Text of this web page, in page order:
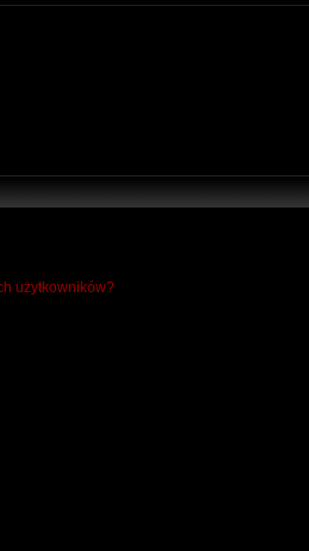
użytkowników?